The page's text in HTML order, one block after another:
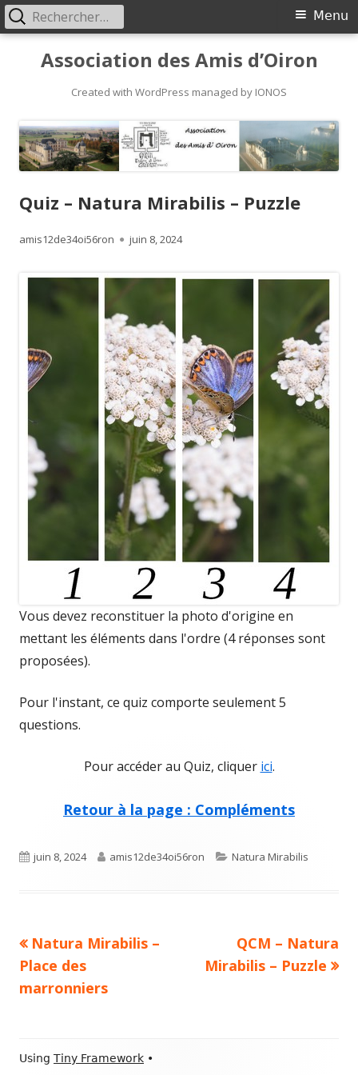
Association des Amis d’Oiron
Created with WordPress managed by IONOS
Primary
Menu
Menu
Rechercher :
Quiz – Natura Mirabilis – Puzzle
Author
amis12de34oi56ron
Published
juin 8, 2024
Vous devez reconstituer la photo d'origine en
mettant les éléments dans l'ordre (4 réponses sont
proposées).
Pour l'instant, ce quiz comporte seulement 5
questions.
Pour accéder au Quiz, cliquer ici.
Retour à la page : Compléments
Published
juin 8, 2024 Author
amis12de34oi56ron Categories
Natura Mirabilis
Navigation
de
Previous
article:
Natura Mirabilis –
Place des
marronniers
Next
article:
QCM – Natura
Mirabilis – Puzzle
Footer
Using Tiny Framework •